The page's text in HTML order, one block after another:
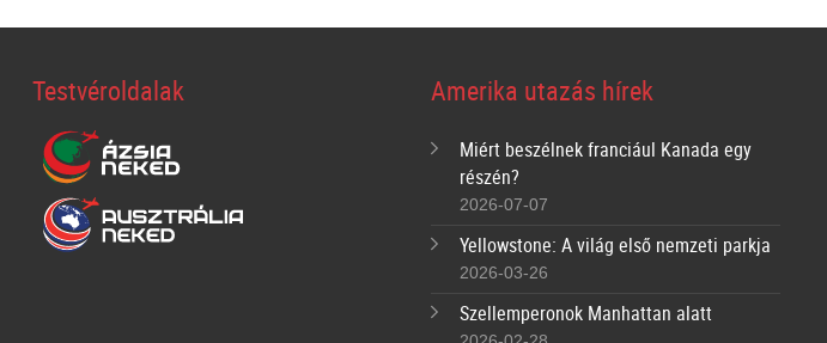
Testvéroldalak Amerika utazás hírek
Miért beszélnek franciául Kanada egy
részén?
2026-07-07
Yellowstone: A világ első nemzeti parkja
2026-03-26
Szellemperonok Manhattan alatt